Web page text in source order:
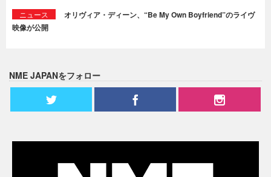
ニュース
オリヴィア・ディーン、“Be My Own Boyfriend”のライヴ
映像が公開
NME JAPANをフォロー